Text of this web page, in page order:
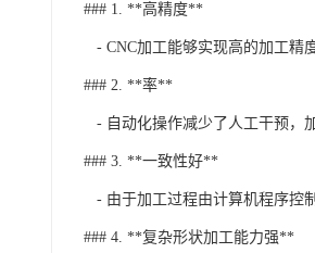
### 1. **高精度**
- CNC加工能够实现高的加工精
### 2. **率**
- 自动化操作减少了人工干预，
### 3. **一致性好**
- 由于加工过程由计算机程序控
### 4. **复杂形状加工能力强**